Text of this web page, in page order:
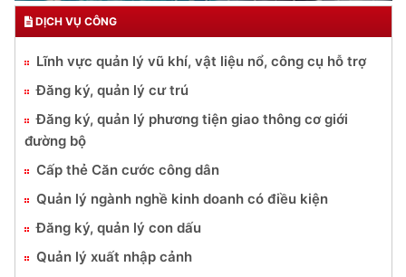
DỊCH VỤ CÔNG